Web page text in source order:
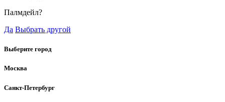
Палмдейл?
Да Выбрать другой
Выберите город
Москва
Санкт-Петербург